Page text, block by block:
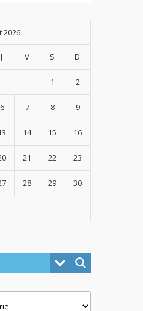
2026
J V S D
1 2
6 7 8 9
14 15 16
21 22 23
28 29 30